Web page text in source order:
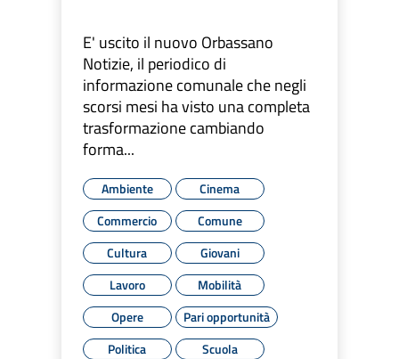
E' uscito il nuovo Orbassano
Notizie, il periodico di
informazione comunale che negli
scorsi mesi ha visto una completa
trasformazione cambiando
forma...
Ambiente
Cinema
Commercio
Comune
Cultura
Giovani
Lavoro
Mobilità
Opere
Pari opportunità
Politica
Scuola